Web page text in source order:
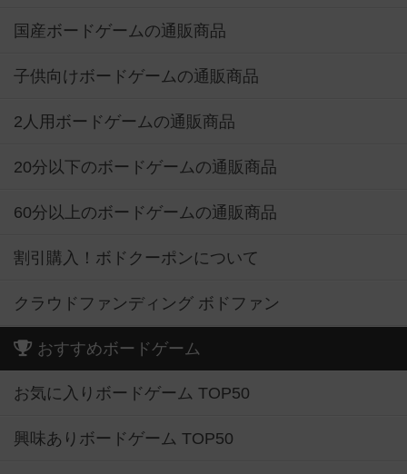
国産ボードゲームの通販商品
子供向けボードゲームの通販商品
2人用ボードゲームの通販商品
20分以下のボードゲームの通販商品
60分以上のボードゲームの通販商品
割引購入！ボドクーポンについて
クラウドファンディング ボドファン
おすすめボードゲーム
お気に入りボードゲーム TOP50
興味ありボードゲーム TOP50